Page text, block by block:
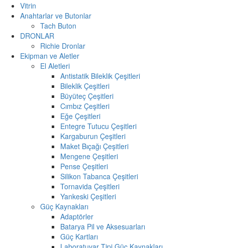
Vitrin
Anahtarlar ve Butonlar
Tach Buton
DRONLAR
Richie Dronlar
Ekipman ve Aletler
El Aletleri
Antistatik Bileklik Çeşitleri
Bileklik Çeşitleri
Büyüteç Çeşitleri
Cımbız Çeşitleri
Eğe Çeşitleri
Entegre Tutucu Çeşitleri
Kargaburun Çeşitleri
Maket Bıçağı Çeşitleri
Mengene Çeşitleri
Pense Çeşitleri
Silikon Tabanca Çeşitleri
Tornavida Çeşitleri
Yankeski Çeşitleri
Güç Kaynakları
Adaptörler
Batarya Pil ve Aksesuarları
Güç Kartları